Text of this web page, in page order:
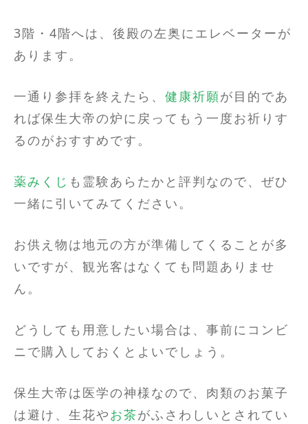
3階・4階へは、後殿の左奥にエレベーターが
あります。
一通り参拝を終えたら、 健康祈願が目的であ
れば保生大帝の炉に戻ってもう一度お祈りす
るのがおすすめです。
薬みくじ も霊験あらたかと評判なので、ぜひ
一緒に引いてみてください。
お供え物は地元の方が準備してくることが多
いですが、観光客はなくても問題ありませ
ん。
どうしても用意したい場合は、事前にコンビ
ニで購入しておくとよいでしょう。
保生大帝は医学の神様なので、肉類のお菓子
は避け、生花やお茶がふさわしいとされてい